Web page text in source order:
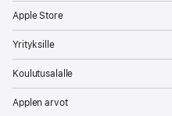
Apple Store
Yrityksille
Koulutusalalle
Applen arvot